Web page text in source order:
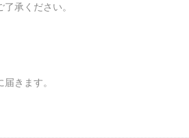
承ください。
きます。